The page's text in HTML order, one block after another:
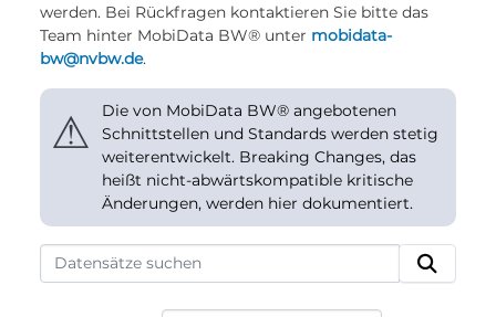
werden. Bei Rückfragen kontaktieren Sie bitte das
Team hinter MobiData BW® unter mobidata-
bw@nvbw.de.
⚠
Die von MobiData BW® angebotenen
Schnittstellen und Standards werden stetig
weiterentwickelt. Breaking Changes, das
heißt nicht-abwärtskompatible kritische
Änderungen, werden hier dokumentiert.